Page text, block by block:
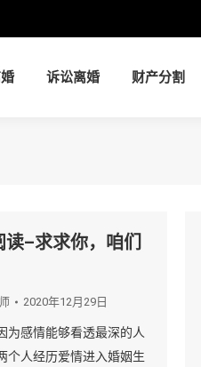
诉讼离婚 财产分割
–求求你，咱们
2020年12月29日
为感情能够看透最深的人
个人经历爱情进入婚姻生